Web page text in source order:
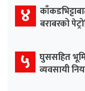
४ बराबरको
५ घुससहित
व्यवसायी